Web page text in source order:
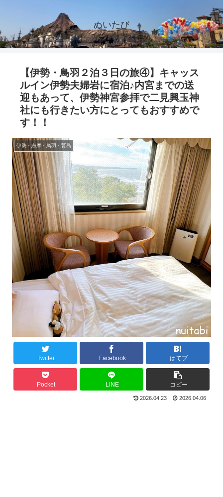
ぬいたび
【伊勢・鳥羽２泊３日の旅④】キャッス
ルイン伊勢夫婦岩に宿泊♪内宮までの送
迎もあって、伊勢神宮参拝で二見興玉神
社にも行きたい方にとってもおすすめで
す！！
伊勢・志摩・鳥羽・賢島
Twitter Facebook はてブ
Pocket LINE コピー
2026.04.23 2026.04.06